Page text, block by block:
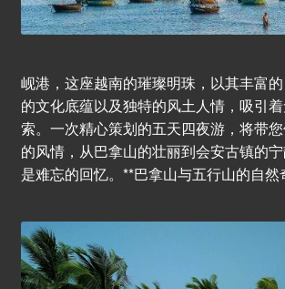
菲律宾团
岘港
岘港介绍
岘港广告
岘港，这座越南的璀璨明珠，以其丰富
的文化底蕴以及独特的风土人情，吸引
索。一次精心策划的五天四夜游，将带
的风情，从巴拿山的壮丽到会安古镇的
是难忘的回忆。**巴拿山与五行山的自然